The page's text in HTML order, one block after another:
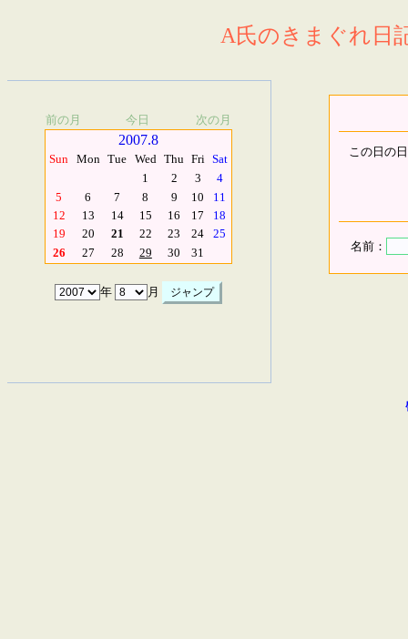
A氏のきまぐれ日
前の月 今日 次の月
2007.8
Sun Mon Tue Wed Thu Fri Sat
1
2 3
4
5
6 7 8 9 10
11
12
13 14 15 16 17
18
19
20 21 22 23 24
25
26
27 28 29 30 31
年 月
この日の
名前：